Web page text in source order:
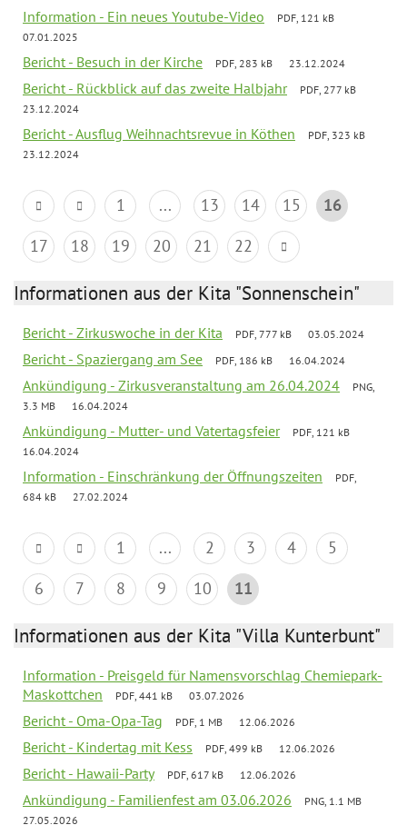
Information - Ein neues Youtube-Video
PDF, 121 kB
07.01.2025
Bericht - Besuch in der Kirche PDF, 283 kB 23.12.2024
Bericht - Rückblick auf das zweite Halbjahr
PDF, 277 kB
23.12.2024
Bericht - Ausflug Weihnachtsrevue in Köthen
PDF, 323 kB
23.12.2024
1 ... 13 14 15
16
17
18 19 20 21 22
Informationen aus der Kita "Sonnenschein"
Bericht - Zirkuswoche in der Kita PDF, 777 kB 03.05.2024
Bericht - Spaziergang am See PDF, 186 kB 16.04.2024
Ankündigung - Zirkusveranstaltung am 26.04.2024
PNG,
3.3 MB
16.04.2024
Ankündigung - Mutter- und Vatertagsfeier
PDF, 121 kB
16.04.2024
Information - Einschränkung der Öffnungszeiten
PDF,
684 kB
27.02.2024
1 ... 2 3 4
5
6
7 8 9 10 11
Informationen aus der Kita "Villa Kunterbunt"
Information - Preisgeld für Namensvorschlag Chemiepark-
Maskottchen
PDF, 441 kB 03.07.2026
Bericht - Oma-Opa-Tag PDF, 1 MB 12.06.2026
Bericht - Kindertag mit Kess PDF, 499 kB 12.06.2026
Bericht - Hawaii-Party PDF, 617 kB 12.06.2026
Ankündigung - Familienfest am 03.06.2026
PNG, 1.1 MB
27.05.2026